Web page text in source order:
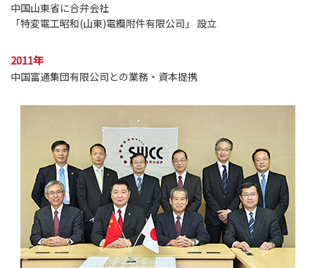
中国山東省に合弁会社
「特変電工昭和(山東)電纜附件有限公司」 設立
2011年
中国富通集団有限公司との業務・資本提携